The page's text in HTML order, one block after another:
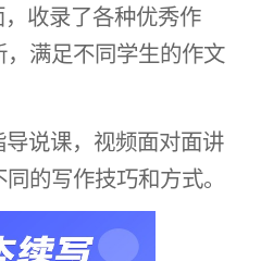
收录了各种优秀作
满足不同学生的作文
说课，视频面对面讲
的写作技巧和方式。